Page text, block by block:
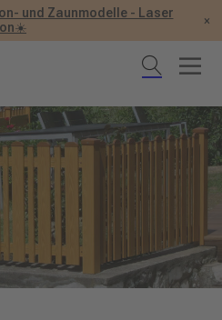
und Zaunmodelle - Laser
×